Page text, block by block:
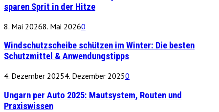
sparen Sprit in der Hitze
8. Mai 20268. Mai 20260
Windschutzscheibe schützen im Winter: Die besten
Schutzmittel & Anwendungstipps
4. Dezember 20254. Dezember 20250
Ungarn per Auto 2025: Mautsystem, Routen und
Praxiswissen